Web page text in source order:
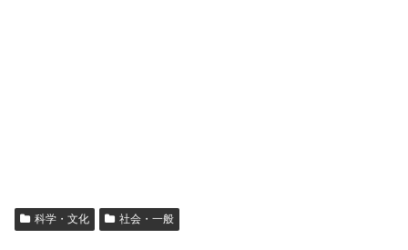
科学・文化 社会・一般